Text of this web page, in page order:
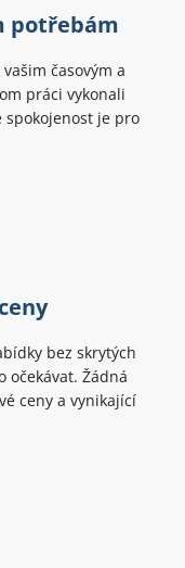
potřebám
časovým a
práci vykonali
spokojenost je pro
bez skrytých
očekávat. Žádná
ceny a vynikající